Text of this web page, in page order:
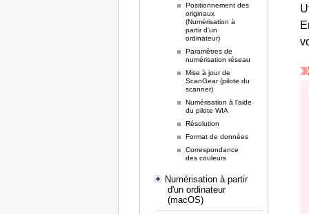
Positionnement des
originaux
(Numérisation à
partir d'un
ordinateur)
Paramètres de
numérisation réseau
Mise à jour de
ScanGear (pilote du
scanner)
Numérisation à l'aide
du pilote WIA
Résolution
Format de données
Correspondance
des couleurs
Numérisation à partir
d'un ordinateur
(macOS)